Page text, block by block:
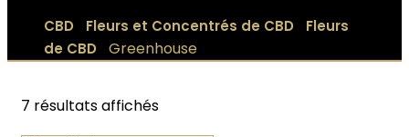
CBD Fleurs et Concentrés de CBD
Fleurs
de CBD
Greenhouse
7 résultats affichés